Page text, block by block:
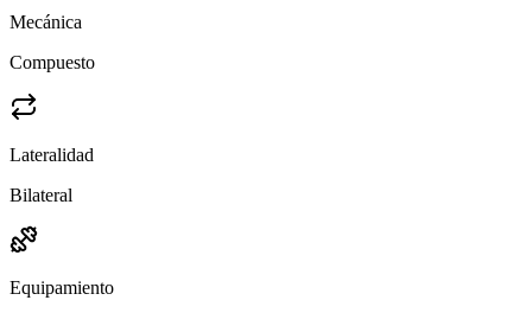
Mecánica
Compuesto
Lateralidad
Bilateral
Equipamiento